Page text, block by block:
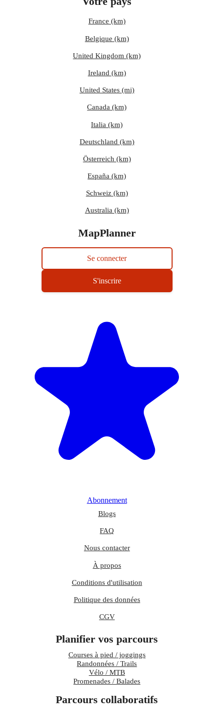
France (km)
Belgique (km)
United Kingdom (km)
Ireland (km)
United States (mi)
Canada (km)
Italia (km)
Deutschland (km)
Österreich (km)
España (km)
Schweiz (km)
Australia (km)
MapPlanner
Se connecter
S'inscrire
Abonnement
Blogs
FAQ
Nous contacter
À propos
Conditions d'utilisation
Politique des données
CGV
Planifier vos parcours
Courses à pied / joggings
Randonnées / Trails
Vélo / MTB
Promenades / Balades
Parcours collaboratifs